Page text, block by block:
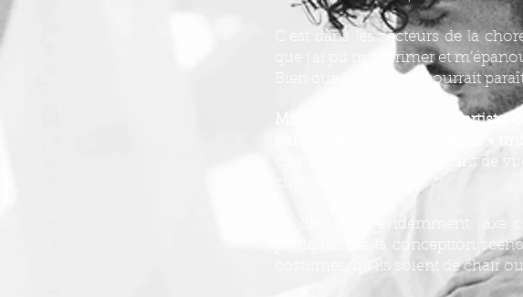
C’est dans les secteurs de la
que j’ai pu m’exprimer et
Bien que mon profil pourrait
Ma démarche en tant qu’artiste
plutôt que dans une pratique «
d’Ariane », reliant d’un point de
La danse est évidemment
pratiques (de la conception
costumes, qu’ils soient de chair